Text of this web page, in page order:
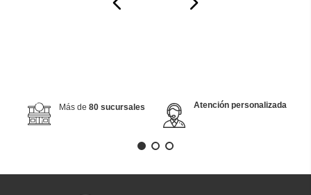
Más de 80 sucursales Atención personalizada